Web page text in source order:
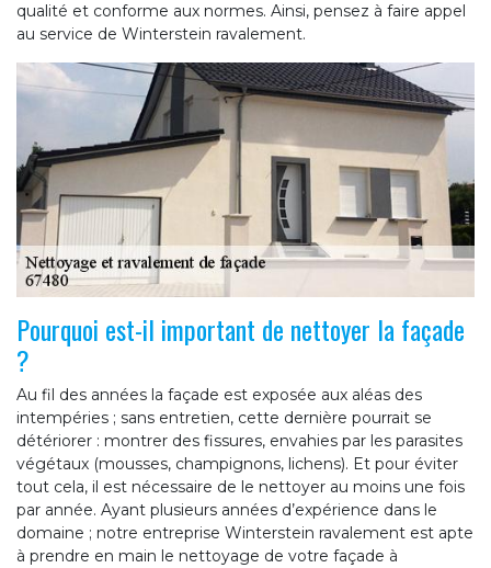
qualité et conforme aux normes. Ainsi, pensez à faire appel
au service de Winterstein ravalement.
Pourquoi est-il important de nettoyer la façade
?
Au fil des années la façade est exposée aux aléas des
intempéries ; sans entretien, cette dernière pourrait se
détériorer : montrer des fissures, envahies par les parasites
végétaux (mousses, champignons, lichens). Et pour éviter
tout cela, il est nécessaire de le nettoyer au moins une fois
par année. Ayant plusieurs années d’expérience dans le
domaine ; notre entreprise Winterstein ravalement est apte
à prendre en main le nettoyage de votre façade à